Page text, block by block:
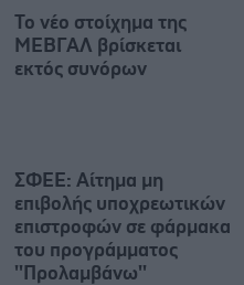
Το νέο στοίχημα της
ΜΕΒΓΑΛ βρίσκεται
εκτός συνόρων
ΣΦΕΕ: Αίτημα μη
επιβολής υποχρεωτικών
επιστροφών σε φάρμακα
του προγράμματος
''Προλαμβάνω''